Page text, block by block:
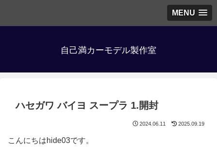
MENU
自己満カーモデル製作室
ハセガワ バイヨ スープラ 1.開封
2024.06.11 2025.09.19
こんにちはhide03です。